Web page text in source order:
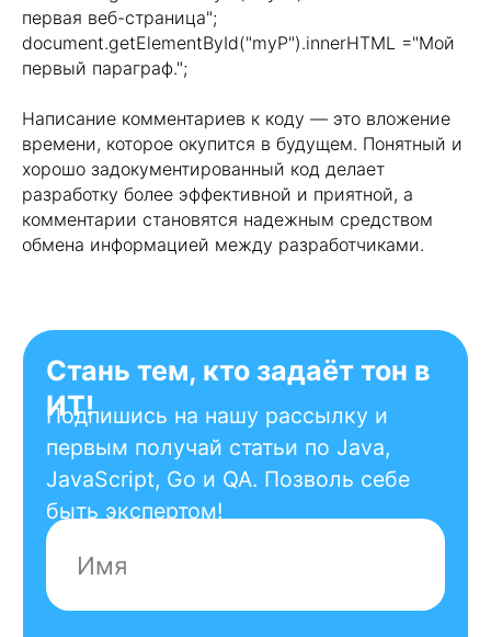
первая веб-страница";
document.getElementById("myP").innerHTML ="Мой
первый параграф.";
Написание комментариев к коду — это вложение
времени, которое окупится в будущем. Понятный и
хорошо задокументированный код делает
разработку более эффективной и приятной, а
комментарии становятся надежным средством
обмена информацией между разработчиками.
Документация
Политика конфиденциальности
Оферта
О платформе
Рейтинг ИТ-компаний России
Информация о получении налогового
вычета за обучение
организации
Реестровая запись Реестра российского
ПО №26690 от 28.02.2025. Произведена
на основании поручения Министерства
цифрового развития, связи и массовых
коммуникаций Российской Федерации
от 28.02.2025 по протоколу заседания
экспертного совета от 14.02.2025 №96пр
© 2026 KATA Programming Academy